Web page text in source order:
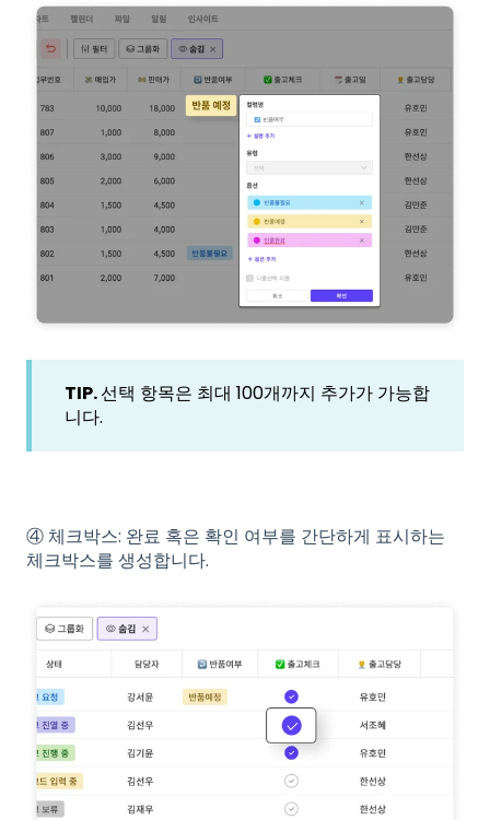
TIP.선택 항목은 최대 100개까지 추가가 가능합
니다.
④ 체크박스: 완료 혹은 확인 여부를 간단하게 표시하는
체크박스를 생성합니다.